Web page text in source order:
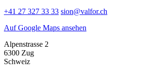
+41 27 327 33 33 sion@valfor.ch
Auf Google Maps ansehen
Alpenstrasse 2
6300 Zug
Schweiz